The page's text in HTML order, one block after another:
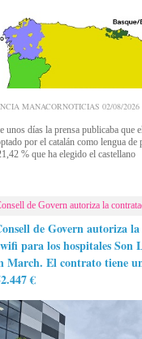
MANACORNOTICIAS 02/08/2026
unos días la prensa publicaba que
por el catalán como lengua de
% que ha elegido el castellano
de Govern autoriza la
de Govern autoriza
para los hospitales Son
March​. El contrato tiene
€